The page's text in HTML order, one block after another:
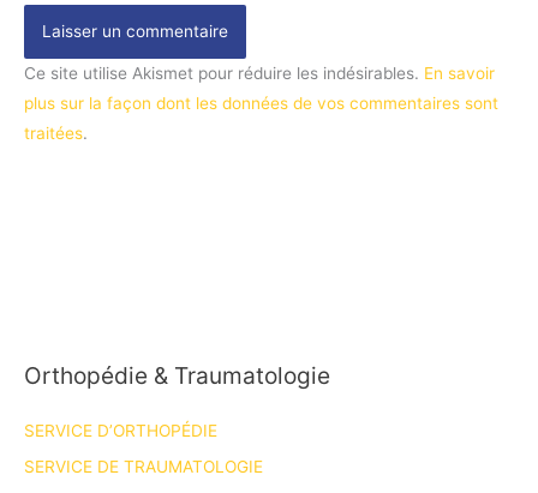
Ce site utilise Akismet pour réduire les indésirables. En savoir
plus sur la façon dont les données de vos commentaires sont
traitées.
Orthopédie & Traumatologie
SERVICE D’ORTHOPÉDIE
SERVICE DE TRAUMATOLOGIE